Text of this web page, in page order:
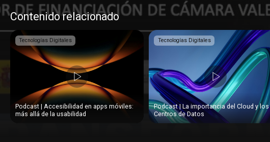
Contenido relacionado
Tecnologías Digitales
Podcast | Accesibilidad en apps móviles:
más allá de la usabilidad
Tecnologías Digitales
Podcast | La importancia del Cloud y los
Centros de Datos